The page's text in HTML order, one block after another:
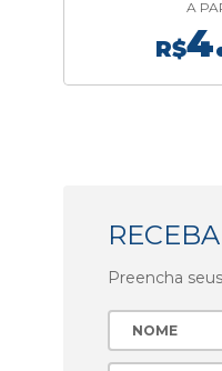
A
R$
RECEBA
Preencha